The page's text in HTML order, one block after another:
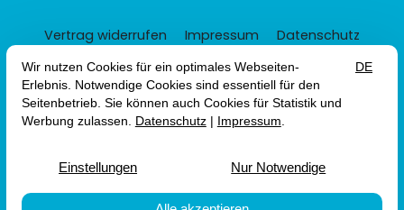
Vertrag widerrufen Impressum
Datenschutz
Alle Preise gelten inkl. MwSt. zzgl. Versandkosten
© 2026 Betriebsstätte: Kletterwald Grüntensee — Site
byprointernet